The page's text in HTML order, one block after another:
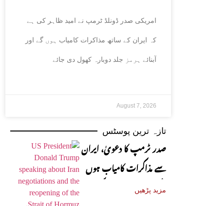
آبنائے ہرمز جلد کھل جائے گی
امریکی صدر ڈونلڈ ٹرمپ نے امید ظاہر کی ہے
کہ ایران کے ساتھ مذاکرات کامیاب ہوں گے اور
آبنائے ہرمز جلد دوبارہ کھول دی جائے
August 7, 2026
تازہ ترین پوسٹس
صدر ٹرمپ کا دعویٰ، ایران
سے مذاکرات کامیاب ہوں
گے، آبنائے ہرمز جلد کھل
مزید پڑھیں